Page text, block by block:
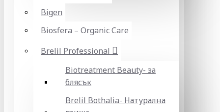
Bigen
Biosfera – Organic Care
Brelil Professional
Biotreatment Beauty- за
блясък
Brelil Bothalia- Натурална